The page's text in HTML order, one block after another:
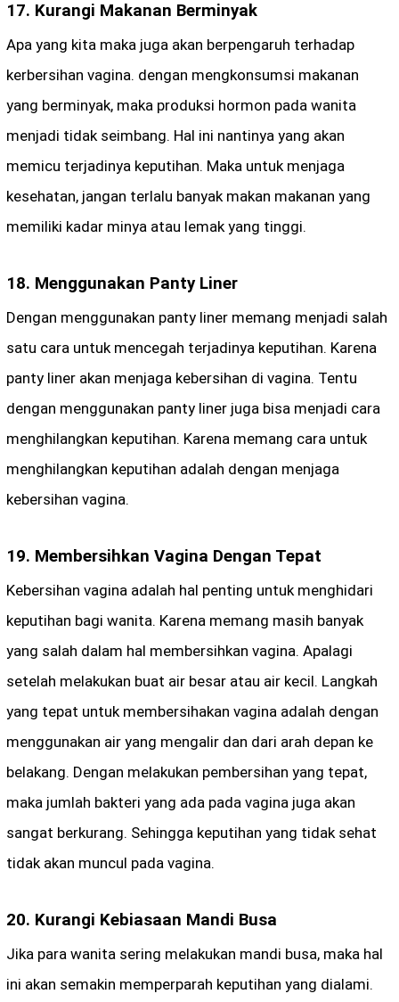
17. Kurangi Makanan Berminyak
Apa yang kita maka juga akan berpengaruh terhadap
kerbersihan vagina. dengan mengkonsumsi makanan
yang berminyak, maka produksi hormon pada wanita
menjadi tidak seimbang. Hal ini nantinya yang akan
memicu terjadinya keputihan. Maka untuk menjaga
kesehatan, jangan terlalu banyak makan makanan yang
memiliki kadar minya atau lemak yang tinggi.
18. Menggunakan Panty Liner
Dengan menggunakan panty liner memang menjadi salah
satu cara untuk mencegah terjadinya keputihan. Karena
panty liner akan menjaga kebersihan di vagina. Tentu
dengan menggunakan panty liner juga bisa menjadi cara
menghilangkan keputihan. Karena memang cara untuk
menghilangkan keputihan adalah dengan menjaga
kebersihan vagina.
19. Membersihkan Vagina Dengan Tepat
Kebersihan vagina adalah hal penting untuk menghidari
keputihan bagi wanita. Karena memang masih banyak
yang salah dalam hal membersihkan vagina. Apalagi
setelah melakukan buat air besar atau air kecil. Langkah
yang tepat untuk membersihakan vagina adalah dengan
menggunakan air yang mengalir dan dari arah depan ke
belakang. Dengan melakukan pembersihan yang tepat,
maka jumlah bakteri yang ada pada vagina juga akan
sangat berkurang. Sehingga keputihan yang tidak sehat
tidak akan muncul pada vagina.
20. Kurangi Kebiasaan Mandi Busa
Jika para wanita sering melakukan mandi busa, maka hal
ini akan semakin memperparah keputihan yang dialami.